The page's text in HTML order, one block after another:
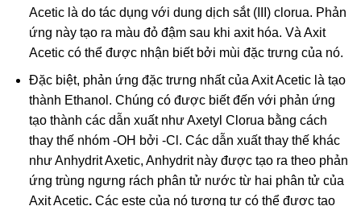
Acetic là do tác dụng với dung dịch sắt (III) clorua. Phản
ứng này tạo ra màu đỏ đậm sau khi axit hóa. Và Axit
Acetic có thể được nhận biết bởi mùi đặc trưng của nó.
Đặc biệt, phản ứng đặc trưng nhất của Axit Acetic là tạo
thành Ethanol. Chúng có được biết đến với phản ứng
tạo thành các dẫn xuất như Axetyl Clorua bằng cách
thay thế nhóm -OH bởi -Cl. Các dẫn xuất thay thế khác
như Anhydrit Axetic, Anhydrit này được tạo ra theo phản
ứng trùng ngưng rách phân tử nước từ hai phân tử của
Axit Acetic.Các este của nó tương tự có thể được tạo